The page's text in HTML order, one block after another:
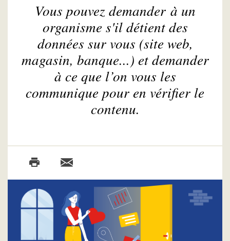
Vous pouvez demander à un
organisme s'il détient des
données sur vous (site web,
magasin, banque...) et demander
à ce que l’on vous les
communique pour en vérifier le
contenu.